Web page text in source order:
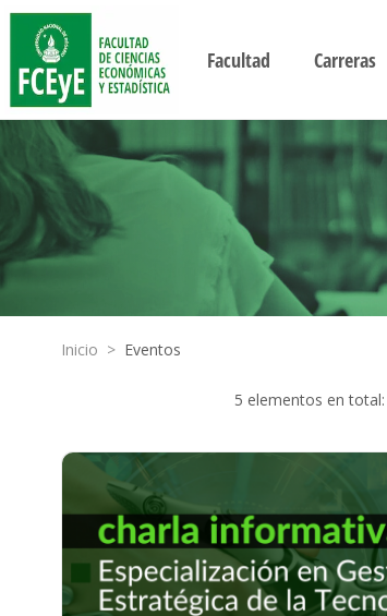
Facultad Carreras
Inicio > Eventos
5 elementos en total: